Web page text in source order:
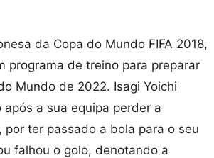
da Copa do Mundo FIFA 2018,
programa de treino para preparar
Mundo de 2022. Isagi Yoichi
a sua equipa perder a
ter passado a bola para o seu
falhou o golo, denotando a